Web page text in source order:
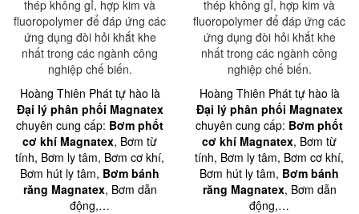
thép không gỉ, hợp kim và
fluoropolymer để đáp ứng các
ứng dụng đòi hỏi khắt khe
nhất trong các ngành công
nghiệp chế biến.
Hoàng Thiên Phát tự hào là
Đại lý phân phối Magnatex
chuyên cung cấp: Bơm phốt
cơ khí Magnatex, Bơm từ
tính, Bơm ly tâm, Bơm cơ khí,
Bơm hút ly tâm, Bơm bánh
răng Magnatex, Bơm dẫn
động,…
thép không gỉ, hợp kim và
fluoropolymer để đáp ứng các
ứng dụng đòi hỏi khắt khe
nhất trong các ngành công
nghiệp chế biến.
Hoàng Thiên Phát tự hào là
Đại lý phân phối Magnatex
chuyên cung cấp: Bơm phốt
cơ khí Magnatex, Bơm từ
tính, Bơm ly tâm, Bơm cơ khí,
Bơm hút ly tâm, Bơm bánh
răng Magnatex, Bơm dẫn
động,…